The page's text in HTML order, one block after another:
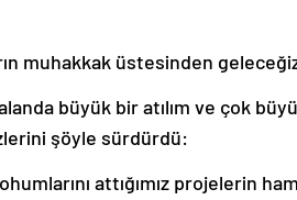
muhakkak üstesinden
büyük bir atılım ve çok
şöyle sürdürdü:
attığımız projelerin